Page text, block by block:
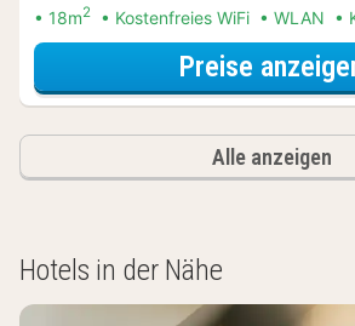
18m2 Kostenfreies WiFi WLAN
Preise
Alle anzeigen
Hotels in der Nähe